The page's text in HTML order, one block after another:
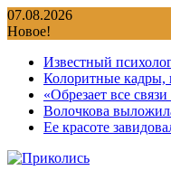
Перейти
к
07.08.2026
Новое!
Известный
Колоритные кадры,
«Обрезает все
Волочкова
Ее красоте